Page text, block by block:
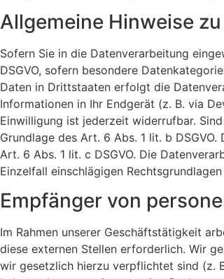
Allgemeine Hinweise
Sofern Sie in die Datenverarbeitung
DSGVO, sofern besondere
Daten in Drittstaaten erfolgt die
Informationen in Ihr Endgerät (z. B. via
Einwilligung ist jederzeit widerrufbar.
Grundlage des Art. 6 Abs. 1 lit. b
Art. 6 Abs. 1 lit. c DSGVO. Die
Einzelfall einschlägigen
Empfänger von
Im Rahmen unserer Geschäftstätigkeit
diese externen Stellen erforderlich. Wir
wir gesetzlich hierzu verpflichtet sind (z.